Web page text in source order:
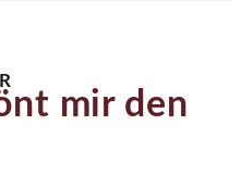
mir den